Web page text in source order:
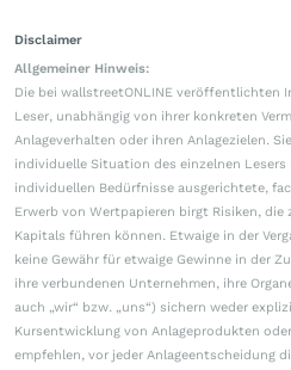
Disclaimer
Allgemeiner Hinweis:
Die bei wallstreetONLINE veröffentlichten
Leser, unabhängig von ihrer konkreten
Anlageverhalten oder ihren Anlagezielen.
individuelle Situation des einzelnen
individuellen Bedürfnisse ausgerichtete,
Erwerb von Wertpapieren birgt Risiken,
Kapitals führen können. Etwaige in der
keine Gewähr für etwaige Gewinne in der
ihre verbundenen Unternehmen, ihre
auch „wir“ bzw. „uns“) sichern weder
Kursentwicklung von Anlageprodukten
empfehlen, vor jeder Anlageentscheidung